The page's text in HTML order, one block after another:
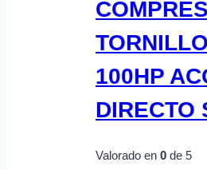
100HP
DIRECTO
Valorado en 0 de 5